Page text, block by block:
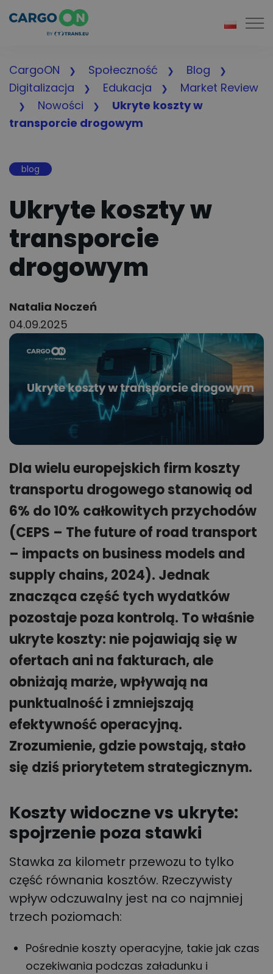
CargoON Społeczność
Blog
Digitalizacja
Edukacja
Market Review
Nowości
Ukryte koszty w
transporcie drogowym
blog
Ukryte koszty w
transporcie
drogowym
Author:
Natalia Noczeń
04.09.2025
Dla wielu europejskich firm koszty
transportu drogowego stanowią od
6% do 10% całkowitych przychodów
(CEPS – The future of road transport
– impacts on business models and
supply chains, 2024). Jednak
znacząca część tych wydatków
pozostaje poza kontrolą. To właśnie
ukryte koszty: nie pojawiają się w
ofertach ani na fakturach, ale
obniżają marże, wpływają na
punktualność i zmniejszają
efektywność operacyjną.
Zrozumienie, gdzie powstają, stało
się dziś priorytetem strategicznym.
Koszty widoczne vs ukryte:
spojrzenie poza stawki
Stawka za kilometr przewozu to tylko
część równania kosztów. Rzeczywisty
wpływ odczuwalny jest na co najmniej
trzech poziomach:
Pośrednie koszty operacyjne, takie jak czas
oczekiwania podczas załadunku i